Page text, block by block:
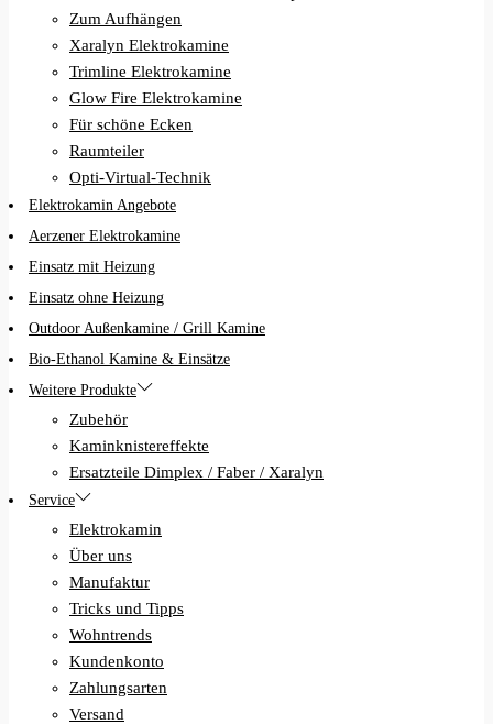
Zum Aufhängen
Xaralyn Elektrokamine
Trimline Elektrokamine
Glow Fire Elektrokamine
Für schöne Ecken
Raumteiler
Opti-Virtual-Technik
Elektrokamin Angebote
Aerzener Elektrokamine
Einsatz mit Heizung
Einsatz ohne Heizung
Outdoor Außenkamine / Grill Kamine
Bio-Ethanol Kamine & Einsätze
Weitere Produkte
Zubehör
Kaminknistereffekte
Ersatzteile Dimplex / Faber / Xaralyn
Service
Elektrokamin
Über uns
Manufaktur
Tricks und Tipps
Wohntrends
Kundenkonto
Zahlungsarten
Versand